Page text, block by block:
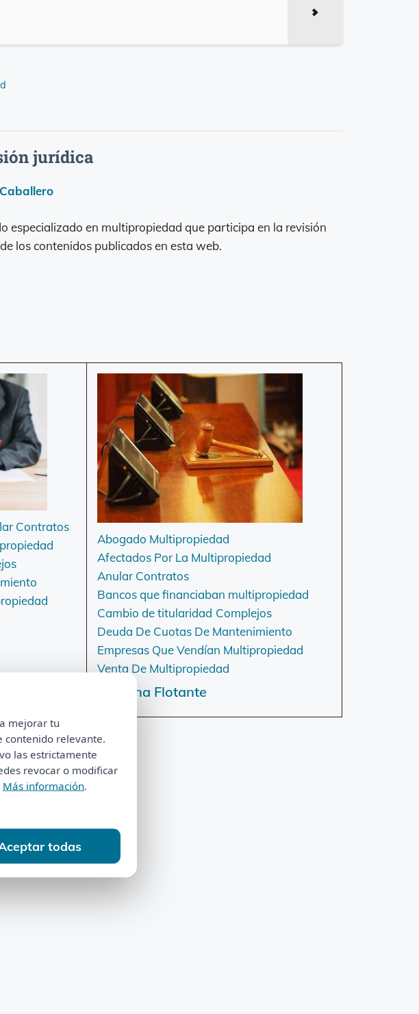
jurídica
especializado en multipropiedad que participa en la revisión
los contenidos publicados en esta web.
Contratos
Abogado Multipropiedad
Afectados Por La Multipropiedad
Anular Contratos
Bancos que financiaban multipropiedad
Cambio de titularidad Complejos
Deuda De Cuotas De Mantenimiento
Empresas Que Vendían Multipropiedad
Venta De Multipropiedad
Semana Flotante
mejorar tu
contenido relevante.
las estrictamente
revocar o modificar
Más información.
todas
mejorar tu
relevante.
las estrictamente
revocar o modificar
Más información.
Aceptar todas